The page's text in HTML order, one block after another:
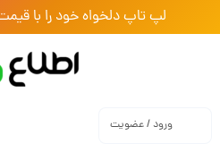
لپ تاپ دلخواه خود را با
ورود / عضویت